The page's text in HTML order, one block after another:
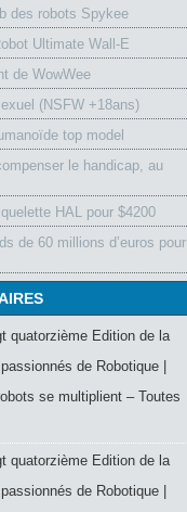
des robots Spykee
Ultimate Wall-E
de WowWee
(NSFW +18ans)
top model
le handicap, au
HAL pour $4200
de 60 millions d’euros pour
quatorzième Edition de la
de Robotique |
se multiplient – Toutes
quatorzième Edition de la
de Robotique |